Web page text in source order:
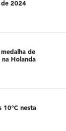
de 2024
de
na Holanda
10°C nesta